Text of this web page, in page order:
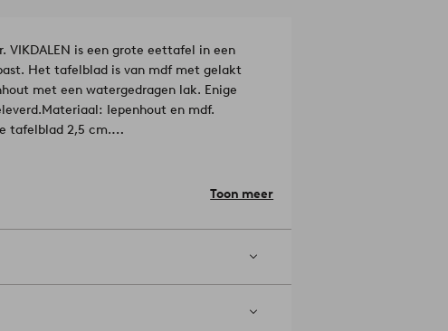
is een grote eettafel in een
Het tafelblad is van mdf met gelakt
met een watergedragen lak. Enige
Materiaal: Iepenhout en mdf.
tafelblad 2,5 cm.
je tafel.
Toon meer